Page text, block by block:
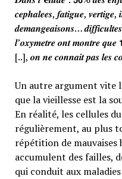
𝒄𝒆𝒑𝒉𝒂𝒍𝒆𝒆𝒔, 𝒇𝒂𝒕𝒊𝒈𝒖𝒆, 𝒗𝒆𝒓𝒕𝒊𝒈𝒆,
𝒅𝒆𝒎𝒂𝒏𝒈𝒆𝒂𝒊𝒔𝒐𝒏𝒔…
𝒍’𝒐𝒙𝒚𝒎𝒆𝒕𝒓𝒆 𝒐𝒏𝒕 𝒎𝒐𝒏𝒕𝒓𝒆 𝒒𝒖𝒆
[..], 𝒐𝒏 𝒏𝒆 𝒄𝒐𝒏𝒏𝒂𝒊𝒕 𝒑𝒂𝒔 𝒍𝒆𝒔
Un autre argument vite
que la vieillesse est la
En réalité, les cellules
régulièrement, au plus
répétition de mauvaises
accumulent des failles,
qui conduit aux